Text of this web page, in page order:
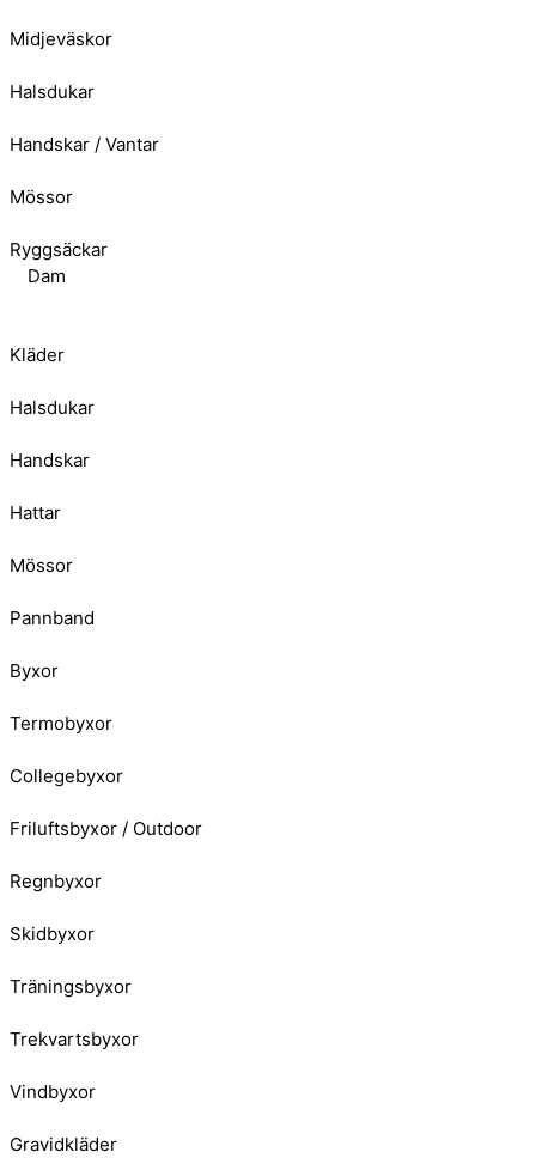
Midjeväskor
Halsdukar
Handskar / Vantar
Mössor
Ryggsäckar
Dam
Kläder
Halsdukar
Handskar
Hattar
Mössor
Pannband
Byxor
Termobyxor
Collegebyxor
Friluftsbyxor / Outdoor
Regnbyxor
Skidbyxor
Träningsbyxor
Trekvartsbyxor
Vindbyxor
Gravidkläder